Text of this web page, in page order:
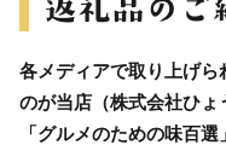
各メディアで取り上げ
のが当店（株式会社ひ
「グルメのための味百